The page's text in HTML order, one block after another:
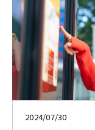
2024/07/30